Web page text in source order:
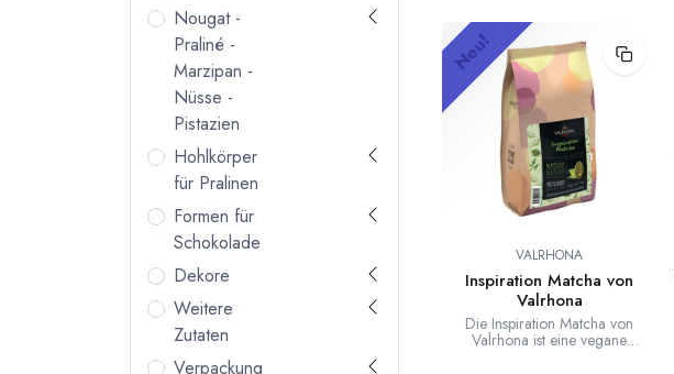
Nougat -
Praliné -
Marzipan -
Nüsse -
Pistazien
Hohlkörper
für Pralinen
Formen für
Schokolade
Dekore
Weitere
Zutaten
Verpackung
Neu!
VALRHONA
Inspiration Matcha von
Valrhona
Die Inspiration Matcha von
Valrhona ist eine vegane